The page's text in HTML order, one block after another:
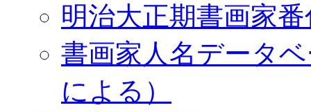
明治大正期書画家
書画家人名データ
による）